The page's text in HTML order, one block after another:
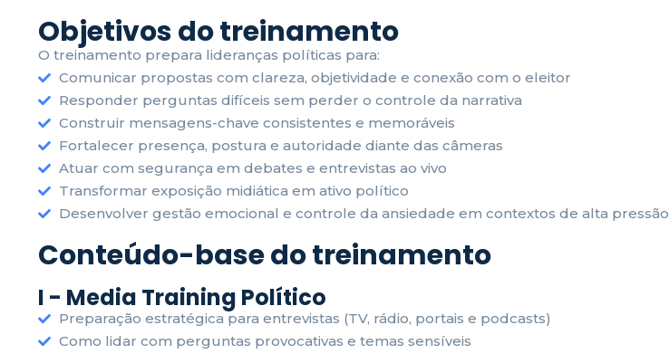
Objetivos do treinamento
O treinamento prepara lideranças políticas para:
Comunicar propostas com clareza, objetividade e conexão com o eleitor
Responder perguntas difíceis sem perder o controle da narrativa
Construir mensagens-chave consistentes e memoráveis
Fortalecer presença, postura e autoridade diante das câmeras
Atuar com segurança em debates e entrevistas ao vivo
Transformar exposição midiática em ativo político
Desenvolver gestão emocional e controle da ansiedade em contextos de alta pressão
Conteúdo-base do treinamento
I - Media Training Político
Preparação estratégica para entrevistas (TV, rádio, portais e podcasts)
Como lidar com perguntas provocativas e temas sensíveis